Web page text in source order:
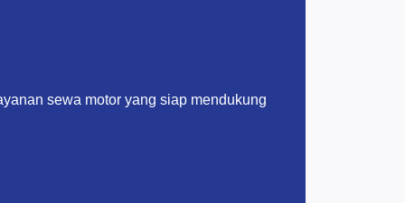
sewa motor yang siap mendukung